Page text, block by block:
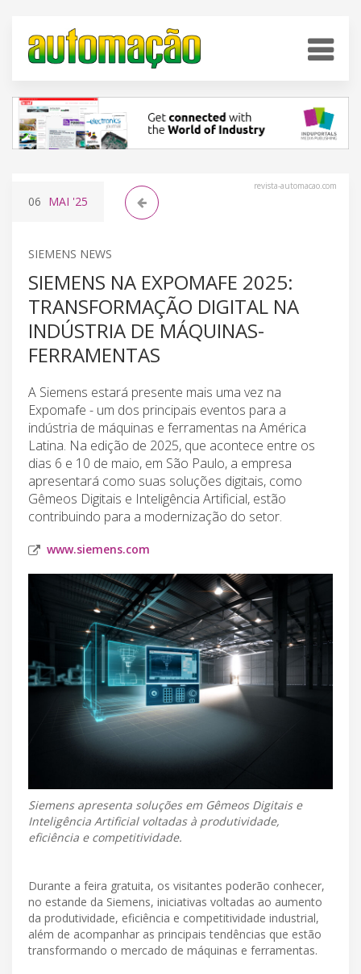
revista-automacao.com
06 MAI '25
SIEMENS NEWS
SIEMENS NA EXPOMAFE 2025:
TRANSFORMAÇÃO DIGITAL NA
INDÚSTRIA DE MÁQUINAS-
FERRAMENTAS
A Siemens estará presente mais uma vez na
Expomafe - um dos principais eventos para a
indústria de máquinas e ferramentas na América
Latina. Na edição de 2025, que acontece entre os
dias 6 e 10 de maio, em São Paulo, a empresa
apresentará como suas soluções digitais, como
Gêmeos Digitais e Inteligência Artificial, estão
contribuindo para a modernização do setor.
www.siemens.com
Siemens apresenta soluções em Gêmeos Digitais e
Inteligência Artificial voltadas à produtividade,
eficiência e competitividade.
Durante a feira gratuita, os visitantes poderão conhecer,
no estande da Siemens, iniciativas voltadas ao aumento
da produtividade, eficiência e competitividade industrial,
além de acompanhar as principais tendências que estão
transformando o mercado de máquinas e ferramentas.